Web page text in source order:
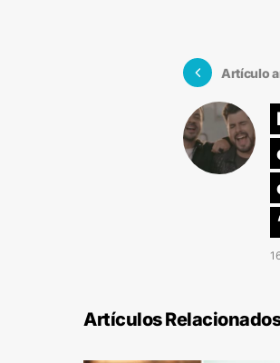
Artículo
Artículos Relacionados